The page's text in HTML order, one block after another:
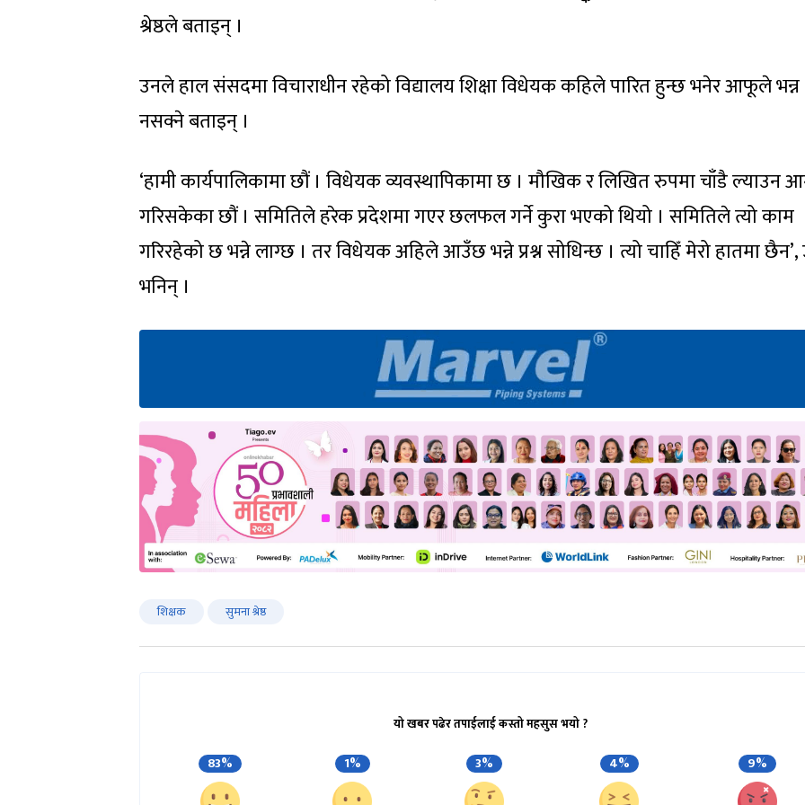
श्रेष्ठले बताइन् ।
उनले हाल संसदमा विचाराधीन रहेको विद्यालय शिक्षा विधेयक कहिले पारित हुन्छ भनेर आफूले भन्न
नसक्ने बताइन् ।
‘हामी कार्यपालिकामा छौं । विधेयक व्यवस्थापिकामा छ । मौखिक र लिखित रुपमा चाँडै ल्याउन
गरिसकेका छौं । समितिले हरेक प्रदेशमा गएर छलफल गर्ने कुरा भएको थियो । समितिले त्यो काम
गरिरहेको छ भन्ने लाग्छ । तर विधेयक अहिले आउँछ भन्ने प्रश्न सोधिन्छ । त्यो चाहिँ मेरो हातमा
भनिन् ।
शिक्षक सुमना श्रेष्ठ
यो खबर पढेर तपाईलाई कस्तो महसुस भयो ?
83% 1% 3% 4% 9%